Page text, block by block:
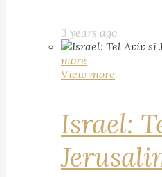
3 years ago
more
View more
Israel: